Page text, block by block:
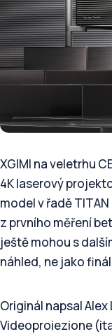
XGIMI na veletrhu
4K laserový
model v řadě
z prvního měření
ještě mohou s
náhled, ne jako
Originál napsal
Videoproiezione